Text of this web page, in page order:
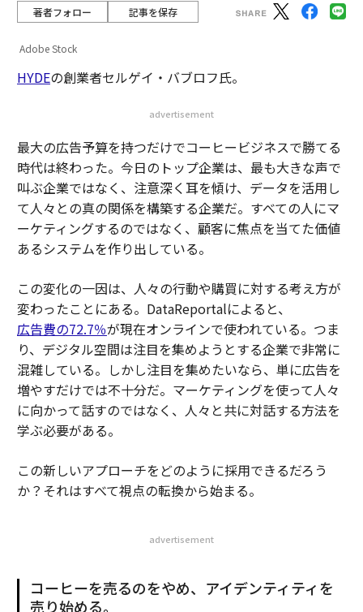
著者フォロー 記事を保存
Adobe Stock
HYDEの創業者セルゲイ・バブロフ氏。
advertisement
最大の広告予算を持つだけでコーヒービジネスで勝てる
時代は終わった。今日のトップ企業は、最も大きな声で
叫ぶ企業ではなく、注意深く耳を傾け、データを活用し
て人々との真の関係を構築する企業だ。すべての人にマ
ーケティングするのではなく、顧客に焦点を当てた価値
あるシステムを作り出している。
この変化の一因は、人々の行動や購買に対する考え方が
変わったことにある。DataReportalによると、
広告費の72.7％が現在オンラインで使われている。つま
り、デジタル空間は注目を集めようとする企業で非常に
混雑している。しかし注目を集めたいなら、単に広告を
増やすだけでは不十分だ。マーケティングを使って人々
に向かって話すのではなく、人々と共に対話する方法を
学ぶ必要がある。
この新しいアプローチをどのように採用できるだろう
か？それはすべて視点の転換から始まる。
advertisement
コーヒーを売るのをやめ、アイデンティティを
売り始める。